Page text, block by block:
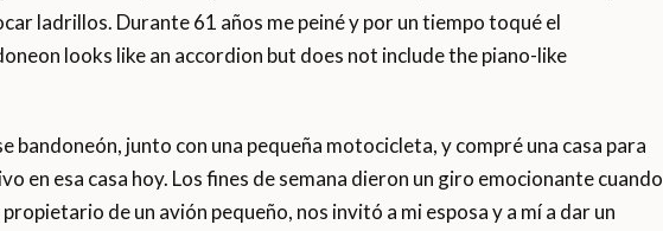
ladrillos. Durante 61 años me peiné y por un tiempo toqué el
looks like an accordion but does not include the piano-like
bandoneón, junto con una pequeña motocicleta, y compré una casa para
en esa casa hoy. Los fines de semana dieron un giro emocionante cuando
de un avión pequeño, nos invitó a mi esposa y a mí a dar un